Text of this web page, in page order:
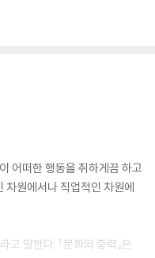
어떠한 행동을 취하게끔 하고
차원에서나 직업적인 차원에
말한다. 『문화의 중력』은